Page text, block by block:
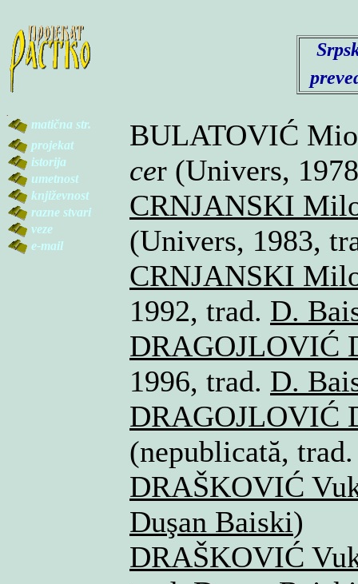
matična str.
projekat
istorija
umetnost
književnost
razne stvari
veze
e-mail
BULATOVIĆ
cer (Univers,
CRNJANSKI
(Univers, 1983,
CRNJANSKI
1992, trad. D.
DRAGOJLOVIĆ
1996, trad. D.
DRAGOJLOVIĆ
(nepublicată,
DRAŠKOVIĆ
Duşan Baiski)
DRAŠKOVIĆ